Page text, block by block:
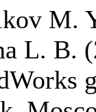
M.
L. B.